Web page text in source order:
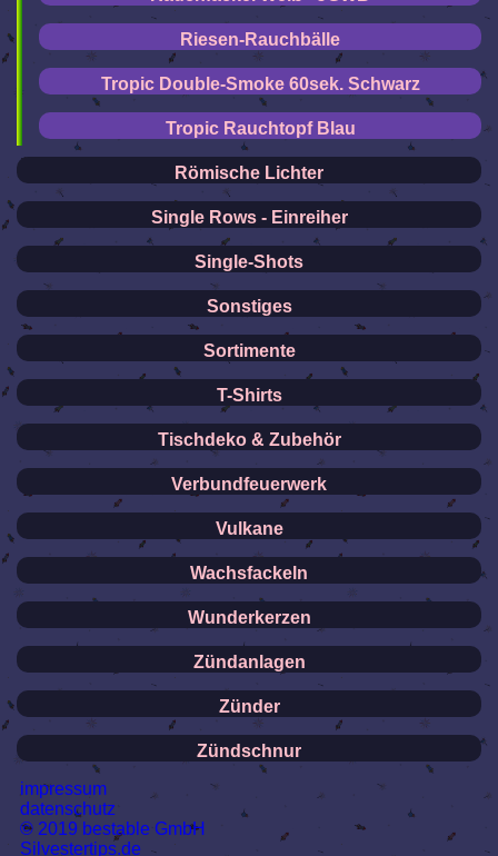
Riesen-Rauchbälle
Tropic Double-Smoke 60sek. Schwarz
Tropic Rauchtopf Blau
Römische Lichter
Single Rows - Einreiher
Single-Shots
Sonstiges
Sortimente
T-Shirts
Tischdeko & Zubehör
Verbundfeuerwerk
Vulkane
Wachsfackeln
Wunderkerzen
Zündanlagen
Zünder
Zündschnur
impressum
datenschutz
© 2019 bestable GmbH
Silvestertips.de